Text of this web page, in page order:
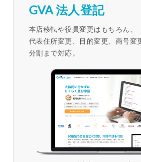
GVA 法人登記
本店移転や役員変更はもちろん、
代表住所変更、目的変更、商号変
分割まで対応。